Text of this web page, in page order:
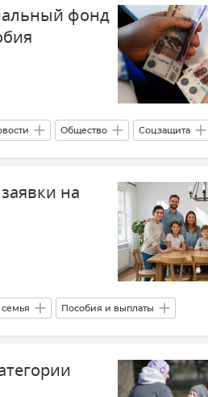
фонд
Общество Соцзащита
на
семья Пособия и выплаты